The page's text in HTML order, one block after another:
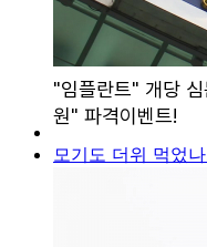
모기도 더위 먹었